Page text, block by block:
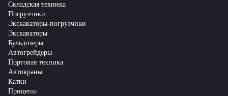
Складская техника
Погрузчики
Экскаваторы-погрузчики
Экскаваторы
Бульдозеры
Автогрейдеры
Портовая техника
Автокраны
Катки
Прицепы